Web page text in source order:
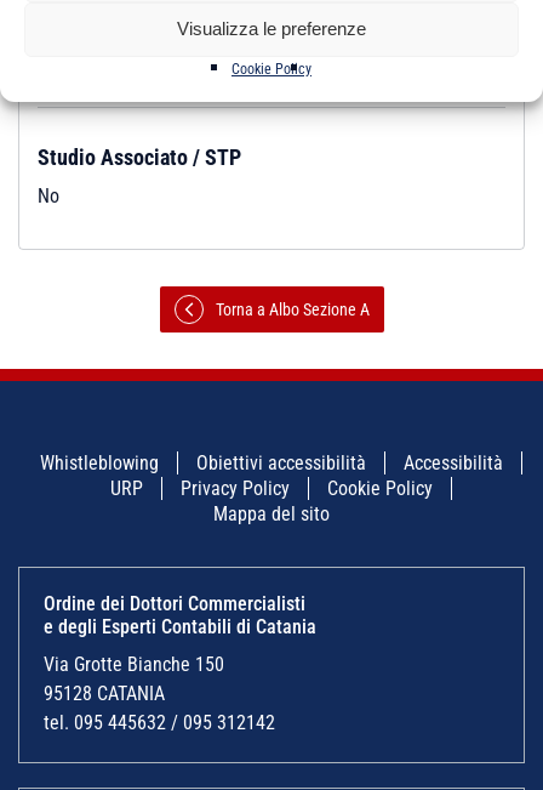
Visualizza le preferenze
Cookie Policy
0957170175
Studio Associato / STP
No
Torna a Albo Sezione A
Whistleblowing Obiettivi accessibilità
Accessibilità
URP
Privacy Policy
Cookie Policy
Mappa del sito
Ordine dei Dottori Commercialisti
e degli Esperti Contabili di Catania
Via Grotte Bianche 150
95128 CATANIA
tel. 095 445632 / 095 312142